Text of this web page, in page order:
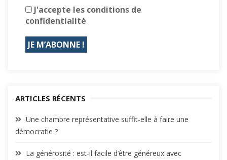
J'accepte les conditions de
confidentialité
ARTICLES RÉCENTS
Une chambre représentative suffit-elle à faire une
démocratie ?
La générosité : est-il facile d’être généreux avec